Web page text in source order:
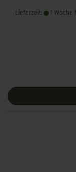
Lieferzeit: 1 Woche